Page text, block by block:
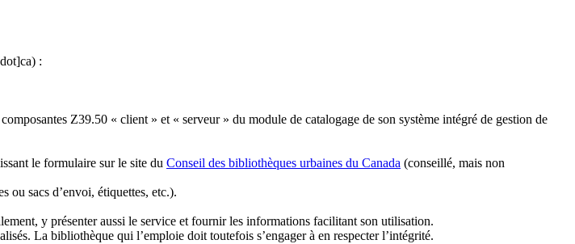
:
Z39.50 « client » et « serveur » du module de catalogage de son système intégré de gestion de
le formulaire sur le site du Conseil des bibliothèques urbaines du Canada (conseillé, mais non
ou sacs d’envoi, étiquettes, etc.).
y présenter aussi le service et fournir les informations facilitant son utilisation.
La bibliothèque qui l’emploie doit toutefois s’engager à en respecter l’intégrité.